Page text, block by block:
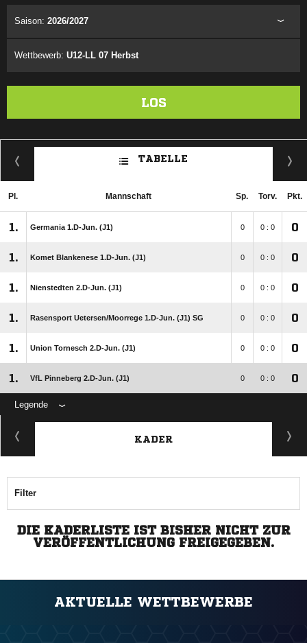
Saison: 2026/2027
Wettbewerb: U12-LL 07 Herbst
LOS
TABELLE
Pl. Mannschaft Sp. Torv. Pkt.
1. Germania 1.D-Jun. (J1) 0 0 : 0 0
1. Komet Blankenese 1.D-Jun. (J1) 0 0 : 0 0
1. Nienstedten 2.D-Jun. (J1) 0 0 : 0 0
1. Rasensport Uetersen/​Moorrege 1.D-Jun. (J1) SG 0 0 : 0 0
1. Union Tornesch 2.D-Jun. (J1) 0 0 : 0 0
1. VfL Pinneberg 2.D-Jun. (J1) 0 0 : 0 0
Legende
KADER
Filter
DIE KADERLISTE IST BISHER NICHT ZUR
VERÖFFENTLICHUNG FREIGEGEBEN.
AKTUELLE WETTBEWERBE